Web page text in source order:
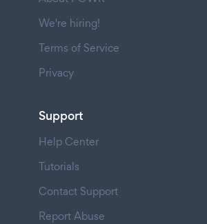
We're hiring!
Terms of Service
Privacy
Support
Help Center
Tutorials
Contact Support
Report Abuse